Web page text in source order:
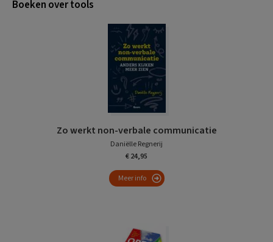
Boeken over tools
Zo werkt non-verbale communicatie
Daniëlle Regnerij
€ 24,95
Meer info